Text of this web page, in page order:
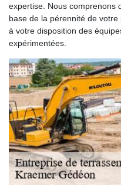
expertise. Nous comprenons
base de la pérennité de
à votre disposition des
expérimentées.